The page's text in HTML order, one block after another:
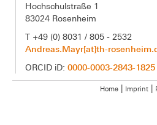
Hochschulstraße 1
83024 Rosenheim
T +49 (0) 8031 / 805 - 2532
Andreas.Mayr[at]th-
ORCID iD: 0000-0003-2843-1825
Home Imprint